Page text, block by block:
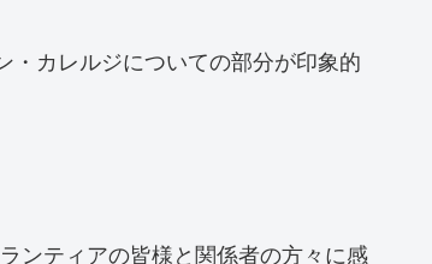
・カレルジについての部分が印象的
ンティアの皆様と関係者の方々に感